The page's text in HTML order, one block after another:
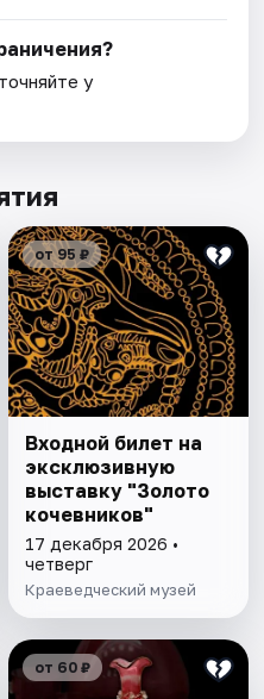
у
от 95 ₽
Входной билет на
эксклюзивную
выставку "Золото
кочевников"
17 декабря 2026 •
четверг
Краеведческий музей
от 60 ₽